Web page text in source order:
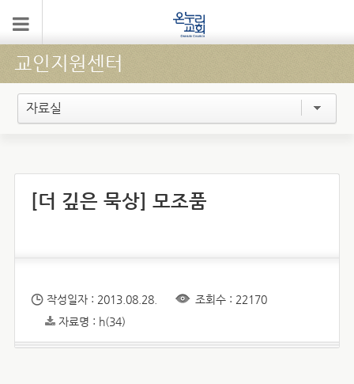
교인지원센터
자료실
[더 깊은 묵상] 모조품
작성일자 : 2013.08.28.
조회수 : 22170
자료명 : h(34)